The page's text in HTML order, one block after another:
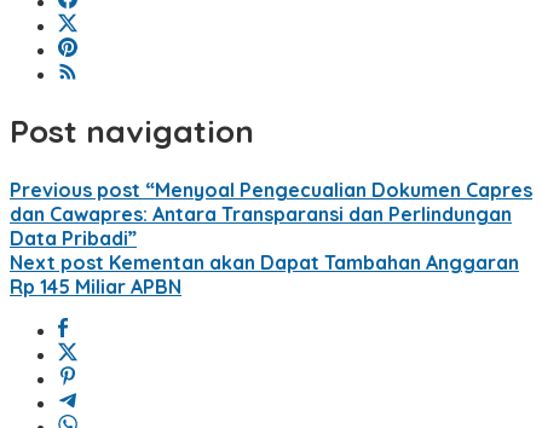
Post navigation
Previous post “Menyoal Pengecualian Dokumen Capres
dan Cawapres: Antara Transparansi dan Perlindungan
Data Pribadi”
Next post Kementan akan Dapat Tambahan Anggaran
Rp 145 Miliar APBN